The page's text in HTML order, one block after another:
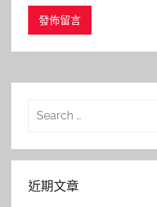
Search
近期文章